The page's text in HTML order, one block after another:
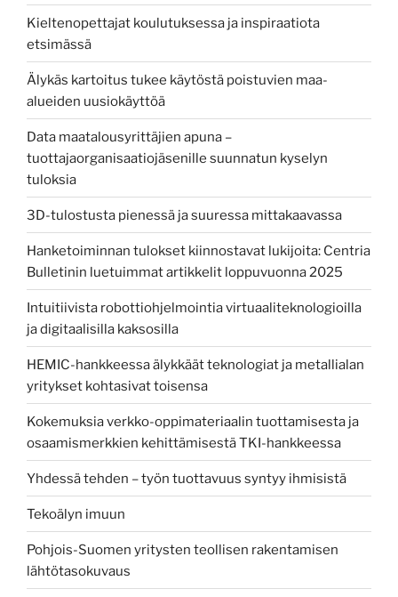
all
together
to
work
towards”
Kieltenopettajat koulutuksessa ja inspiraatiota
etsimässä
Älykäs kartoitus tukee käytöstä poistuvien maa-
alueiden uusiokäyttöä
Data maatalousyrittäjien apuna –
tuottajaorganisaatiojäsenille suunnatun kyselyn
tuloksia
3D-tulostusta pienessä ja suuressa mittakaavassa
Hanketoiminnan tulokset kiinnostavat lukijoita: Centria
Bulletinin luetuimmat artikkelit loppuvuonna 2025
Intuitiivista robottiohjelmointia virtuaaliteknologioilla
ja digitaalisilla kaksosilla
HEMIC-hankkeessa älykkäät teknologiat ja metallialan
yritykset kohtasivat toisensa
Kokemuksia verkko-oppimateriaalin tuottamisesta ja
osaamismerkkien kehittämisestä TKI-hankkeessa
Yhdessä tehden – työn tuottavuus syntyy ihmisistä
Tekoälyn imuun
Pohjois-Suomen yritysten teollisen rakentamisen
lähtötasokuvaus